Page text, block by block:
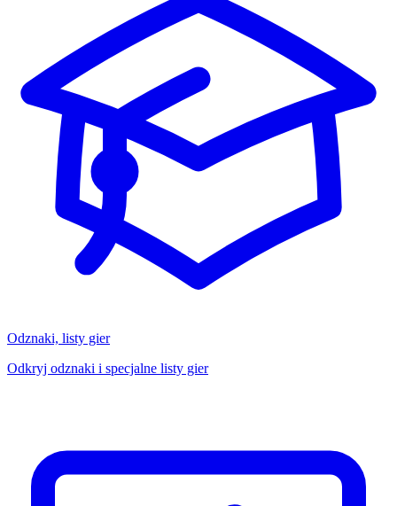
Odznaki, listy gier
Odkryj odznaki i specjalne listy gier